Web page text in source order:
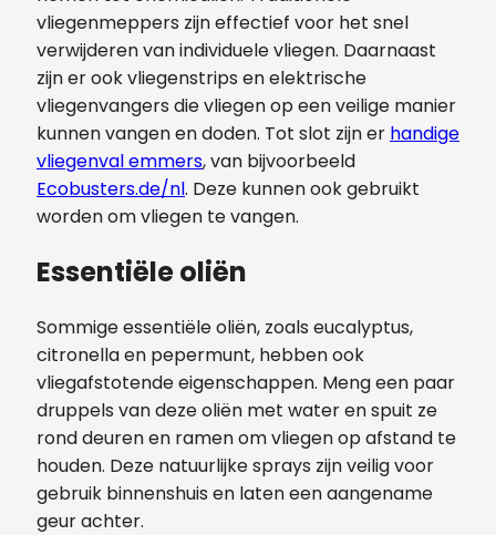
vliegenmeppers zijn effectief voor het snel
verwijderen van individuele vliegen. Daarnaast
zijn er ook vliegenstrips en elektrische
vliegenvangers die vliegen op een veilige manier
kunnen vangen en doden. Tot slot zijn er handige
vliegenval emmers, van bijvoorbeeld
Ecobusters.de/nl. Deze kunnen ook gebruikt
worden om vliegen te vangen.
Essentiële oliën
Sommige essentiële oliën, zoals eucalyptus,
citronella en pepermunt, hebben ook
vliegafstotende eigenschappen. Meng een paar
druppels van deze oliën met water en spuit ze
rond deuren en ramen om vliegen op afstand te
houden. Deze natuurlijke sprays zijn veilig voor
gebruik binnenshuis en laten een aangename
geur achter.